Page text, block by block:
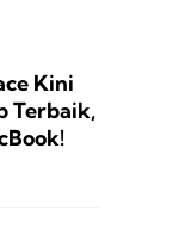
Kini
Terbaik,